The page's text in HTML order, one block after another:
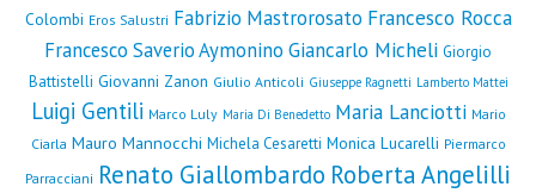
Colombi Eros Salustri Fabrizio Mastrorosato Francesco Rocca
Francesco Saverio Aymonino Giancarlo Micheli Giorgio
Battistelli Giovanni Zanon Giulio Anticoli Giuseppe Ragnetti Lamberto Mattei
Luigi Gentili Marco Luly Maria Di Benedetto Maria Lanciotti Mario
Ciarla Mauro Mannocchi Michela Cesaretti Monica Lucarelli Piermarco
Parracciani Renato Giallombardo Roberta Angelilli